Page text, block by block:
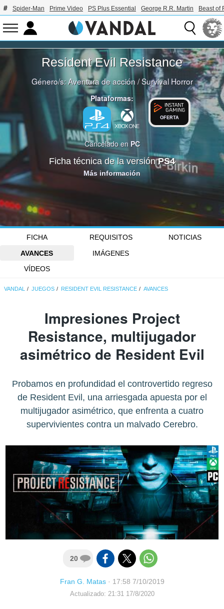
Spider-Man Prime Video PS Plus Essential George R.R. Martin Beast of
Resident Evil Resistance
Género/s:Aventura de acción /Survival Horror
Plataformas:
OFERTA
Cancelado en PC
Ficha técnica de la versiónPS4
Más información
FICHA REQUISITOS
NOTICIAS
AVANCES
IMÁGENES
VÍDEOS
VANDAL JUEGOS RESIDENT EVIL RESISTANCE AVANCES
Impresiones Project
Resistance, multijugador
asimétrico de Resident Evil
Probamos en profundidad el controvertido regreso
de Resident Evil, una arriesgada apuesta por el
multijugador asimétrico, que enfrenta a cuatro
supervivientes contra un malvado Cerebro.
20
Fran G. Matas· 17:58 7/10/2019
Actualizado: 21:31 17/8/2020